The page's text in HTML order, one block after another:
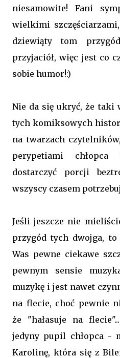
niesamowite! Fani
wielkimi
dziewiąty tom
przyjaciół, więc jest co
sobie humor!:)
Nie da się ukryć, że taki
tych komiksowych
na twarzach
perypetiami
dostarczyć porcji
wszyscy czasem
Jeśli jeszcze nie
przygód tych dwojga,
Was pewne ciekawe
pewnym sensie
muzykę i jest nawet
na flecie, choć pewnie
że "hałasuje na
jedyny pupil chłopca -
Karolinę, która się z